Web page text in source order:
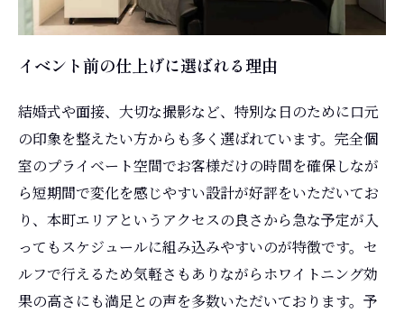
イベント前の仕上げに選ばれる理由
結婚式や面接、大切な撮影など、特別な日のために口元
の印象を整えたい方からも多く選ばれています。完全個
室のプライベート空間でお客様だけの時間を確保しなが
ら短期間で変化を感じやすい設計が好評をいただいてお
り、本町エリアというアクセスの良さから急な予定が入
ってもスケジュールに組み込みやすいのが特徴です。セ
ルフで行えるため気軽さもありながらホワイトニング効
果の高さにも満足との声を多数いただいております。予